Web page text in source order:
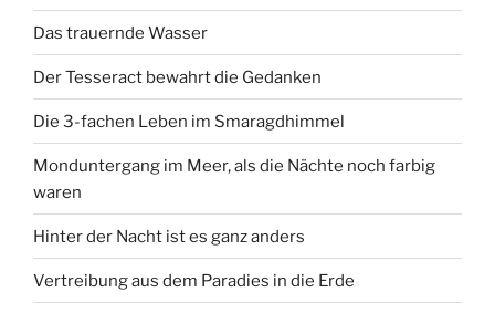
Das trauernde Wasser
Der Tesseract bewahrt die Gedanken
Die 3-fachen Leben im Smaragdhimmel
Monduntergang im Meer, als die Nächte noch farbig
waren
Hinter der Nacht ist es ganz anders
Vertreibung aus dem Paradies in die Erde